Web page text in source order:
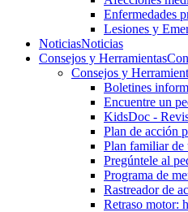
Enfermedades
Lesiones y
NoticiasNoticias
Consejos y Herramientas
Consejos y
Boletines
Encuentre un
KidsDoc -
Plan de acción
Plan familiar de
Pregúntele al
Programa de
Rastre​​ador de
Retraso motor: